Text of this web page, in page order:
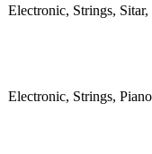
Electronic, Strings,
Electronic, Strings,